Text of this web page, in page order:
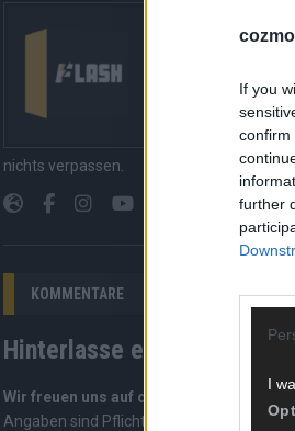
If you
confirm
further
I
Hier gibt’s die
bringen dir die
Redaktion
Suchen, kein
nichts verpassen.
KOMMENTARE
Hinterlasse einen
Wir freuen uns auf deinen Beitrag!
Angaben sind Pflichtfelder. Bitte nutze